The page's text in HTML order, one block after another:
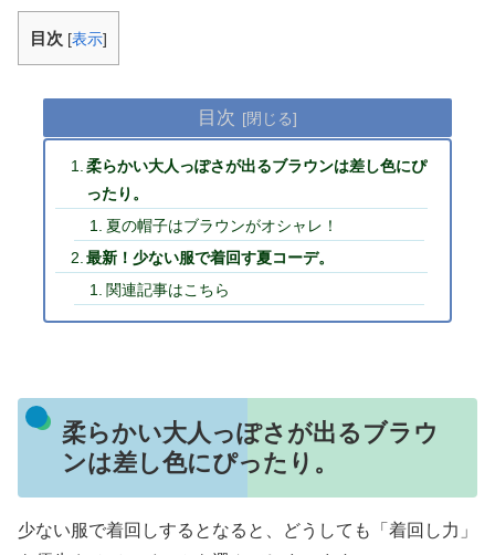
目次 [表示]
目次
柔らかい大人っぽさが出るブラウンは差し色にぴ
ったり。
夏の帽子はブラウンがオシャレ！
最新！少ない服で着回す夏コーデ。
関連記事はこちら
柔らかい大人っぽさが出るブラウ
ンは差し色にぴったり。
少ない服で着回しするとなると、どうしても「着回し力」